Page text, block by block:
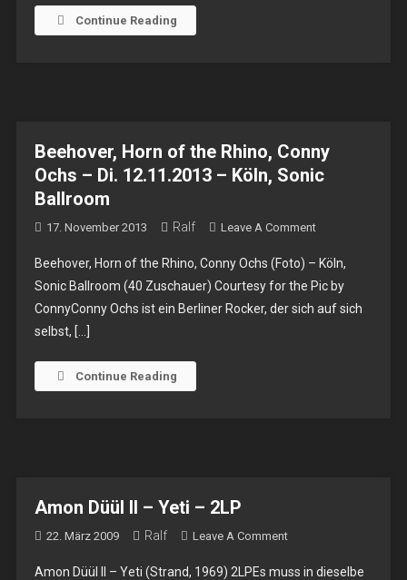
Continue Reading
Beehover, Horn of the Rhino, Conny
Ochs – Di. 12.11.2013 – Köln, Sonic
Ballroom
17. November 2013 Ralf Leave A CommentOn
Horn
Of
The
Beehover, Horn of the Rhino, Conny Ochs (Foto) – Köln,
Sonic Ballroom (40 Zuschauer) Courtesy for the Pic by
ConnyConny Ochs ist ein Berliner Rocker, der sich auf sich
selbst, […]
Continue Reading
Amon Düül II – Yeti – 2LP
22. März 2009 Ralf Leave A CommentOn
Düül
Amon Düül II – Yeti (Strand, 1969) 2LPEs muss in dieselbe